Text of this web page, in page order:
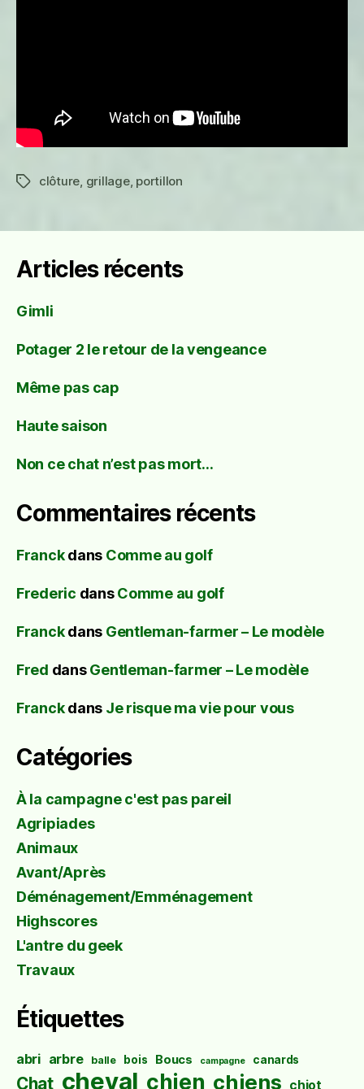
Étiquettes
clôture grillage, portillon
Articles récents
Gimli
Potager 2 le retour de la vengeance
Même pas cap
Haute saison
Non ce chat n’est pas mort…
Commentaires récents
Franckdans Comme au golf
Frederic dansComme au golf
Franckdans Gentleman-farmer – Le modèle
Fred dansGentleman-farmer – Le modèle
Franckdans Je risque ma vie pour vous
Catégories
À la campagne c'est pas pareil
Agripiades
Animaux
Avant/Après
Déménagement/Emménagement
Highscores
L'antre du geek
Travaux
Étiquettes
abri arbre balle bois Boucs campagne canards
Chat cheval chien chiens chiot